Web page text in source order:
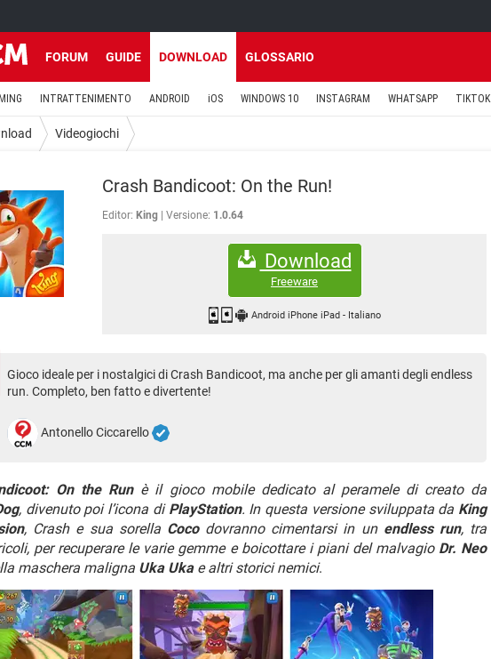
FORUM GUIDE DOWNLOAD GLOSSARIO
INTRATTENIMENTO ANDROID iOS WINDOWS 10 INSTAGRAM WHATSAPP TIKTOK
Videogiochi
Crash Bandicoot: On the Run!
Editor: King Versione: 1.0.64
Download
Freeware
Android iPhone iPad - Italiano
Gioco ideale per i nostalgici di Crash Bandicoot, ma anche per gli amanti degli endless
run. Completo, ben fatto e divertente!
Antonello Ciccarello
On the Runè il gioco mobile dedicato al peramele di creato da
, divenuto poi l’icona di PlayStation. In questa versione sviluppata da King
, Crash e sua sorella Cocodovranno cimentarsi in un endless run, tra
per recuperare le varie gemme e boicottare i piani del malvagio Dr. Neo
maschera maligna Uka Ukae altri storici nemici.